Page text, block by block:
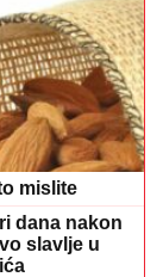
mislite
dana nakon
slavlje u